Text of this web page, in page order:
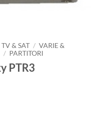
& SAT / VARIE &
/ PARTITORI
PTR3